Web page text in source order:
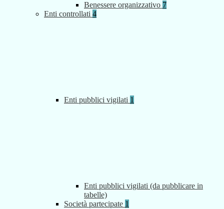
Benessere organizzativo 7
Enti controllati 4
Enti pubblici vigilati 1
Enti pubblici vigilati (da pubblicare in
tabelle)
Società partecipate 1